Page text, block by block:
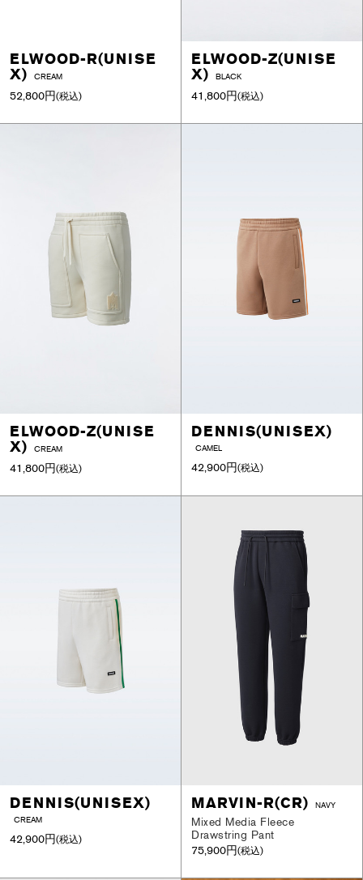
ELWOOD-R(UNISE
X)
CREAM
52,800円(税込)
ELWOOD-Z(UNISE
X)
BLACK
41,800円(税込)
ELWOOD-Z(UNISE
X)
CREAM
41,800円(税込)
DENNIS(UNISEX)
CAMEL
42,900円(税込)
DENNIS(UNISEX)
CREAM
42,900円(税込)
MARVIN-R(CR) NAVY
Mixed Media Fleece
Drawstring Pant
75,900円(税込)